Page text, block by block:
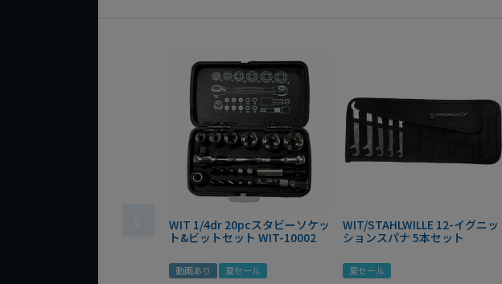
WIT 1/4dr 20pcスタビーソケッ
ト&ビットセット WIT-10002
動画あり 夏セール
WIT/STAHLWILLE 12-イグニッ
ションスパナ 5本セット
夏セール